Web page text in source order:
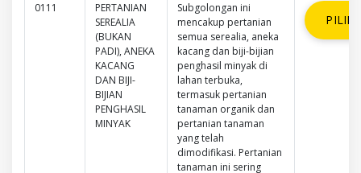
0111
PERTANIAN
SEREALIA
(BUKAN
PADI), ANEKA
KACANG
DAN BIJI-
BIJIAN
PENGHASIL
MINYAK
Subgolongan ini
mencakup pertanian
semua serealia, aneka
kacang dan biji-bijian
penghasil minyak di
lahan terbuka,
termasuk pertanian
tanaman organik dan
pertanian tanaman
yang telah
dimodifikasi. Pertanian
tanaman ini sering
PILIH